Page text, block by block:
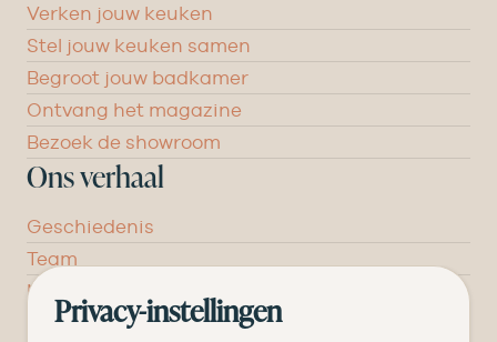
Verken jouw keuken
Stel jouw keuken samen
Begroot jouw badkamer
Ontvang het magazine
Bezoek de showroom
Ons verhaal
Geschiedenis
Team
Nieuws
Pluspunten
Privacy-instellingen